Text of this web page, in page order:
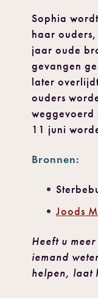
Sophia
haar
jaar oude
gevangen
later
ouders
weggevoerd
11 juni
Bronnen:
Joods
Heeft u
iemand
helpen, laat